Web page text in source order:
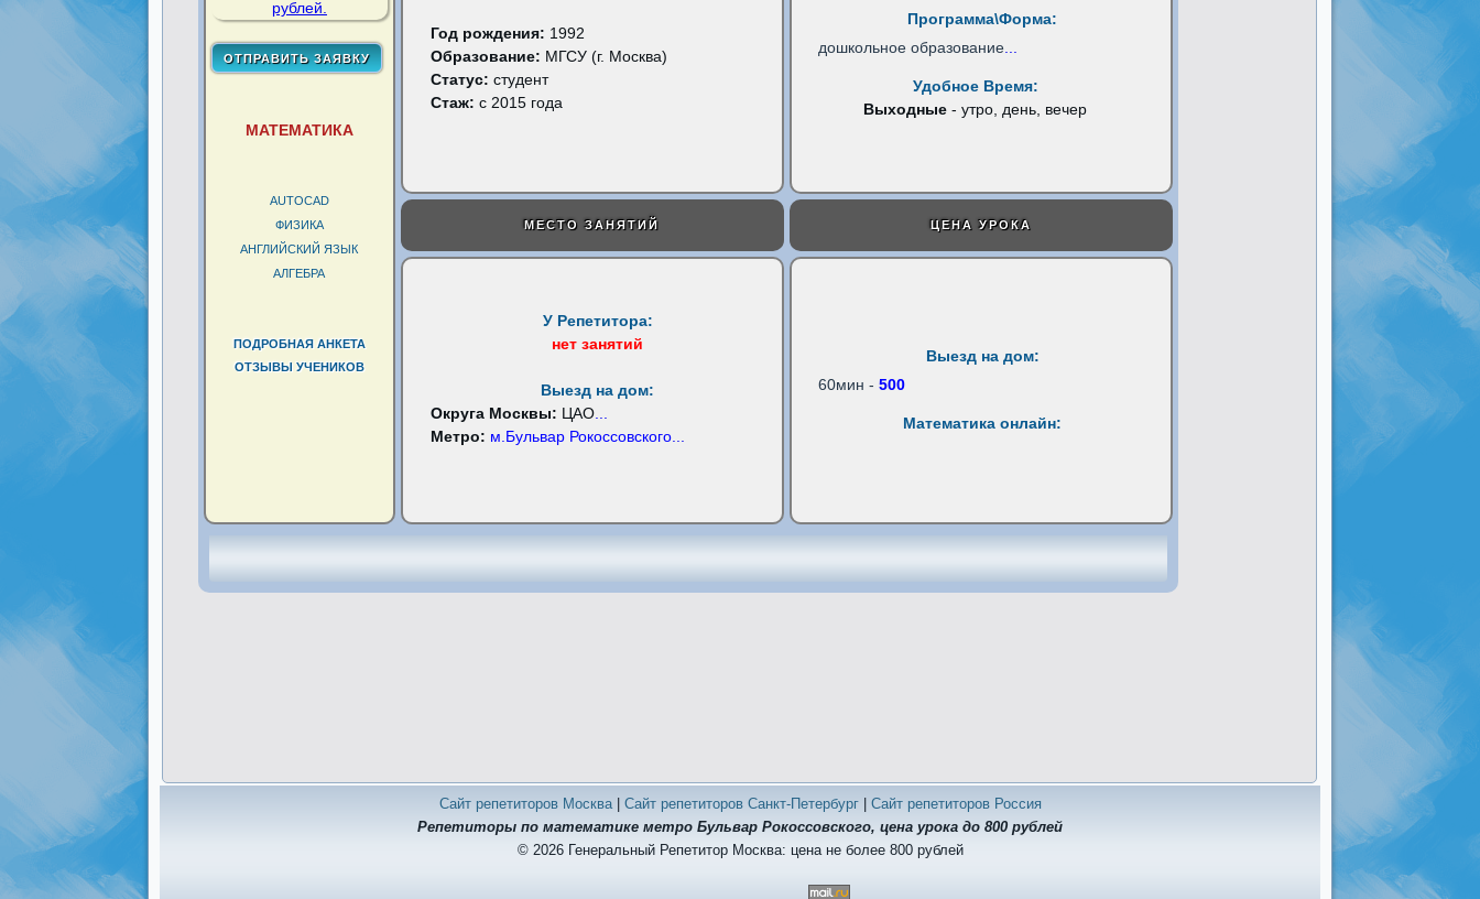
МАТЕМАТИКА
AUTOCAD
ФИЗИКА
АНГЛИЙСКИЙ ЯЗЫК
АЛГЕБРА
ПОДРОБНАЯ АНКЕТА
ОТЗЫВЫ УЧЕНИКОВ
Год рождения: 1992
Образование: МГСУ (г. Москва)
Статус: студент
Стаж: с 2015 года
Программа\Форма:
дошкольное образование...
Удобное Время:
Выходные - утро, день, вечер
МЕСТО ЗАНЯТИЙ ЦЕНА УРОКА
У Репетитора:
нет занятий
Выезд на дом:
Округа Москвы: ЦАО...
Метро: м.Бульвар Рокоссовского...
Выезд на дом:
60мин - 500
Математика онлайн:
Сайт репетиторов Москва| Сайт репетиторов Санкт-Петербург| Сайт репетиторов Россия
Репетиторы по математике метро Бульвар Рокоссовского, цена урока до 800 рублей
© 2026 Генеральный Репетитор Москва: цена не более 800 рублей